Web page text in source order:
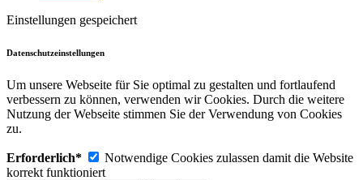
Einstellungen gespeichert
Datenschutzeinstellungen
Um unsere Webseite für Sie optimal zu gestalten und fortlaufend
verbessern zu können, verwenden wir Cookies. Durch die weitere
Nutzung der Webseite stimmen Sie der Verwendung von Cookies
zu.
Erforderlich*
Notwendige Cookies zulassen damit die Website
korrekt funktioniert